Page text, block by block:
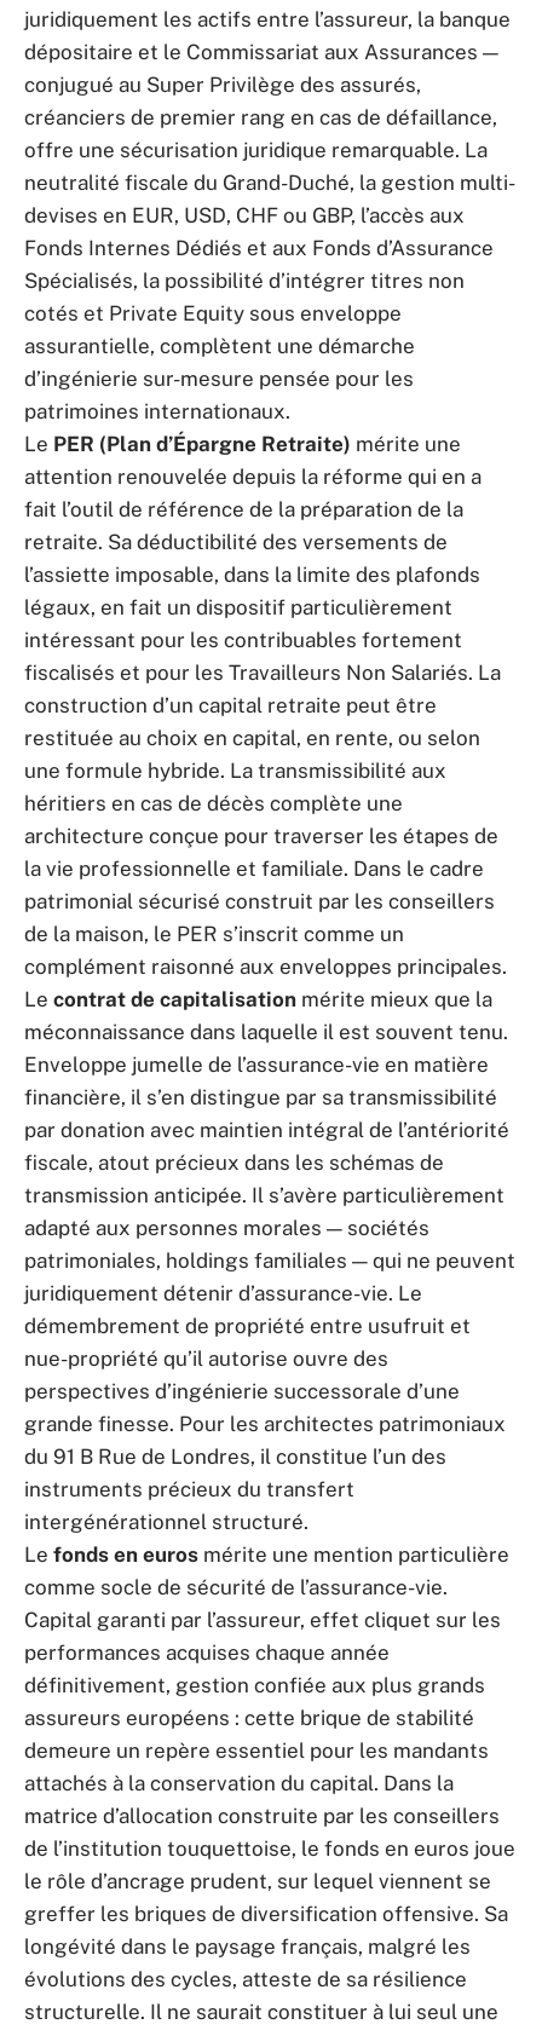
juridiquement les actifs entre l’assureur, la banque
dépositaire et le Commissariat aux Assurances —
conjugué au Super Privilège des assurés,
créanciers de premier rang en cas de défaillance,
offre une sécurisation juridique remarquable. La
neutralité fiscale du Grand-Duché, la gestion multi-
devises en EUR, USD, CHF ou GBP, l’accès aux
Fonds Internes Dédiés et aux Fonds d’Assurance
Spécialisés, la possibilité d’intégrer titres non
cotés et Private Equity sous enveloppe
assurantielle, complètent une démarche
d’ingénierie sur-mesure pensée pour les
patrimoines internationaux.
Le PER (Plan d’Épargne Retraite) mérite une
attention renouvelée depuis la réforme qui en a
fait l’outil de référence de la préparation de la
retraite. Sa déductibilité des versements de
l’assiette imposable, dans la limite des plafonds
légaux, en fait un dispositif particulièrement
intéressant pour les contribuables fortement
fiscalisés et pour les Travailleurs Non Salariés. La
construction d’un capital retraite peut être
restituée au choix en capital, en rente, ou selon
une formule hybride. La transmissibilité aux
héritiers en cas de décès complète une
architecture conçue pour traverser les étapes de
la vie professionnelle et familiale. Dans le cadre
patrimonial sécurisé construit par les conseillers
de la maison, le PER s’inscrit comme un
complément raisonné aux enveloppes principales.
Le contrat de capitalisation mérite mieux que la
méconnaissance dans laquelle il est souvent tenu.
Enveloppe jumelle de l’assurance-vie en matière
financière, il s’en distingue par sa transmissibilité
par donation avec maintien intégral de l’antériorité
fiscale, atout précieux dans les schémas de
transmission anticipée. Il s’avère particulièrement
adapté aux personnes morales — sociétés
patrimoniales, holdings familiales — qui ne peuvent
juridiquement détenir d’assurance-vie. Le
démembrement de propriété entre usufruit et
nue-propriété qu’il autorise ouvre des
perspectives d’ingénierie successorale d’une
grande finesse. Pour les architectes patrimoniaux
du 91 B Rue de Londres, il constitue l’un des
instruments précieux du transfert
intergénérationnel structuré.
Le fonds en euros mérite une mention particulière
comme socle de sécurité de l’assurance-vie.
Capital garanti par l’assureur, effet cliquet sur les
performances acquises chaque année
définitivement, gestion confiée aux plus grands
assureurs européens : cette brique de stabilité
demeure un repère essentiel pour les mandants
attachés à la conservation du capital. Dans la
matrice d’allocation construite par les conseillers
de l’institution touquettoise, le fonds en euros joue
le rôle d’ancrage prudent, sur lequel viennent se
greffer les briques de diversification offensive. Sa
longévité dans le paysage français, malgré les
évolutions des cycles, atteste de sa résilience
structurelle. Il ne saurait constituer à lui seul une